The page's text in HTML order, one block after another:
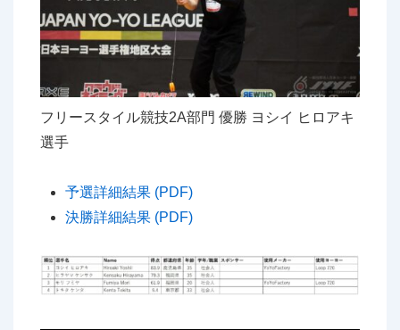
フリースタイル競技2A部門 優勝 ヨシイ ヒロアキ
選手
予選詳細結果 (PDF)
決勝詳細結果 (PDF)